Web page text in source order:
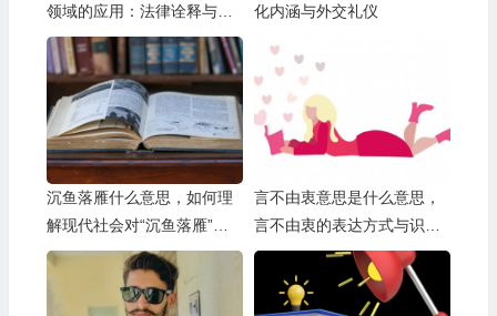
领域的应用：法律诠释与文
学诠释
化内涵与外交礼仪
沉鱼落雁什么意思，如何理
解现代社会对“沉鱼落雁”的
不同解读？
言不由衷意思是什么意思，
言不由衷的表达方式与识别
方法